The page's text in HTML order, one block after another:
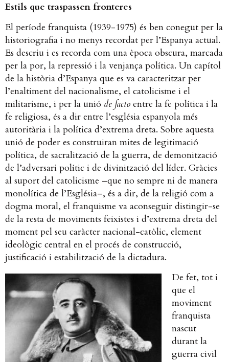
Estils que traspassen fronteres
El període franquista (1939-1975) és ben conegut per la
historiografia i no menys recordat per l’Espanya actual.
Es descriu i es recorda com una època obscura, marcada
per la por, la repressió i la venjança política. Un capítol
de la història d’Espanya que es va caracteritzar per
l’enaltiment del nacionalisme, el catolicisme i el
militarisme, i per la unió de facto entre la fe política i la
fe religiosa, és a dir entre l’església espanyola més
autoritària i la política d’extrema dreta. Sobre aquesta
unió de poder es construiran mites de legitimació
política, de sacralització de la guerra, de demonització
de l’adversari polític i de divinització del líder. Gràcies
al suport del catolicisme –que no sempre ni de manera
monolítica de l’Església–, és a dir, de la religió com a
dogma moral, el franquisme va aconseguir distingir-se
de la resta de moviments feixistes i d’extrema dreta del
moment pel seu caràcter nacional-catòlic, element
ideològic central en el procés de construcció,
justificació i estabilització de la dictadura.
De fet, tot i
que el
moviment
franquista
nascut
durant la
guerra civil